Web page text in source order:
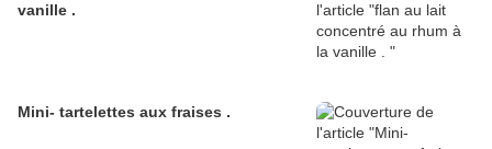
vanille .
Mini- tartelettes aux fraises .